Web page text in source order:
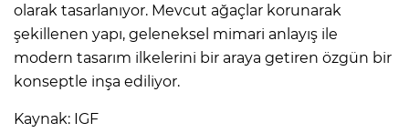
olarak tasarlanıyor. Mevcut ağaçlar korunarak
şekillenen yapı, geleneksel mimari anlayış ile
modern tasarım ilkelerini bir araya getiren özgün bir
konseptle inşa ediliyor.
Kaynak: IGF